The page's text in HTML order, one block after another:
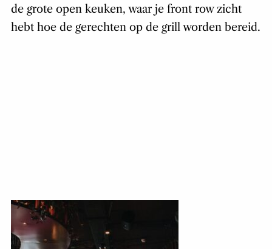
de grote open keuken, waar je front row zicht
hebt hoe de gerechten op de grill worden bereid.